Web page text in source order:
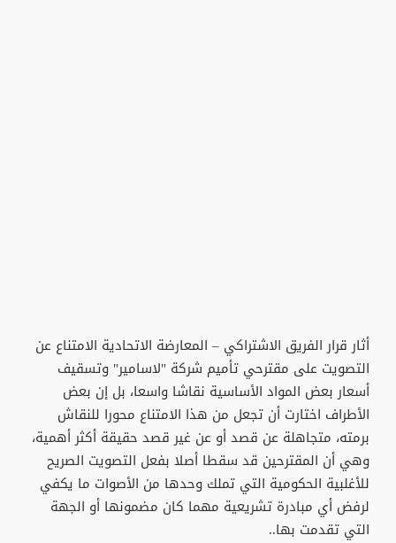
أثار قرار الفريق الاشتراكي – المعارضة الاتحادية الامتناع عن
التصويت على مقترحي تأميم شركة "لاسامير" وتسقيف
أسعار بعض المواد الأساسية نقاشا واسعا، بل إن بعض
الأطراف اختارت أن تجعل من هذا الامتناع محورا للنقاش
برمته، متجاهلة عن قصد أو عن غير قصد حقيقة أكثر أهمية،
وهي أن المقترحين قد سقطا أصلا بفعل التصويت الصريح
للأغلبية الحكومية التي تملك وحدها من الأصوات ما يكفي
لرفض أي مبادرة تشريعية مهما كان مضمونها أو الجهة
التي تقدمت بها..